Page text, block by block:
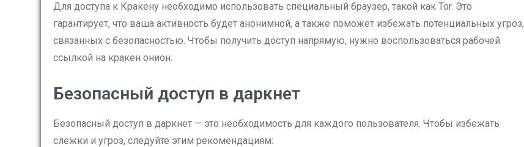
Для доступа к Кракену необходимо использовать специальный браузер, такой как Tor. Это
гарантирует, что ваша активность будет анонимной, а также поможет избежать потенциальных угроз,
связанных с безопасностью. Чтобы получить доступ напрямую, нужно воспользоваться рабочей
ссылкой на кракен онион.
Безопасный доступ в даркнет
Безопасный доступ в даркнет — это необходимость для каждого пользователя. Чтобы избежать
слежки и угроз, следуйте этим рекомендациям: